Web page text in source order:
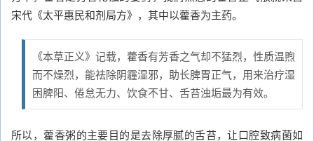
宋代《太平惠民和剂局方》，其中以藿香为主药。
《本草正义》记载，藿香有芳香之气却不猛烈，性质温煦
而不燥烈，能祛除阴霾湿邪，助长脾胃正气，用来治疗湿
困脾阳、倦怠无力、饮食不甘、舌苔浊垢最为有效。
所以，藿香粥的主要目的是去除厚腻的舌苔，让口腔致病菌如